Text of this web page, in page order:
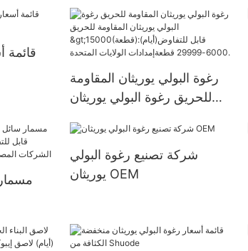
قائمة
رغوة البولي يوريثان المقاومة
للحريق رغوة البولي يوريثان
>15000(قطعة):قابل
للتفاوض(أيام) 6000-29999
شركة تصنيع رغوة البولي
يوريثان OEM